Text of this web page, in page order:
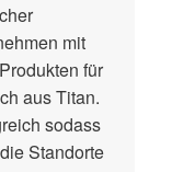
mit
für
aus Titan.
sodass
Standorte